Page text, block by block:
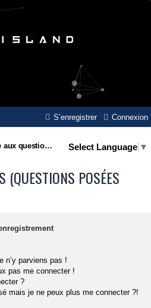
Connexion
S’enregistrer
Foire aux questions (Questions posées fréquemment) Select Language ▼
(QUESTIONS POSÉES
n’y parviens pas !
pas me connecter !
?
mais je ne peux plus me connecter ?!